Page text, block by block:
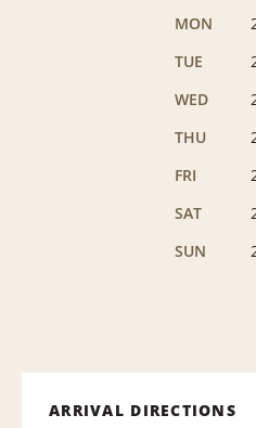
MON
TUE
WED
THU
FRI
SAT
SUN
ARRIVAL DIRECTIONS